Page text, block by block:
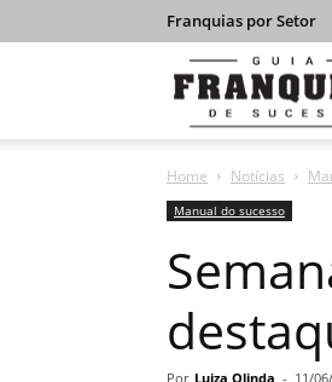
Franquias por Setor
Home Notícias
Manual do sucesso
Por Luiza Olinda - 11/